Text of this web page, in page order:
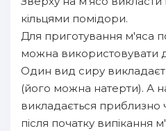
кільцями помідори.
Для приготування м'яса
можна використовувати
Один вид сиру
(його можна натерти). А
викладається приблизно
після початку випікання